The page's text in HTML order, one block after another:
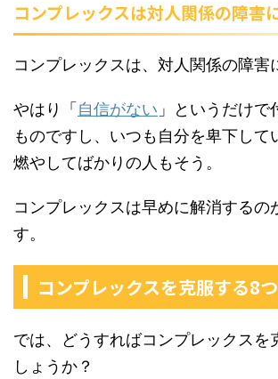
コンプレックスは対人関係の障害
コンプレックスは、対人関係の障害
やはり「 自信がない 」というだけで
ものですし、いつも自分を卑下して
燃やしてばかりの人もそう。
コンプレックスは早めに解消するの
す。
コンプレックスを克服する8
では、どうすればコンプレックスを
しょうか？